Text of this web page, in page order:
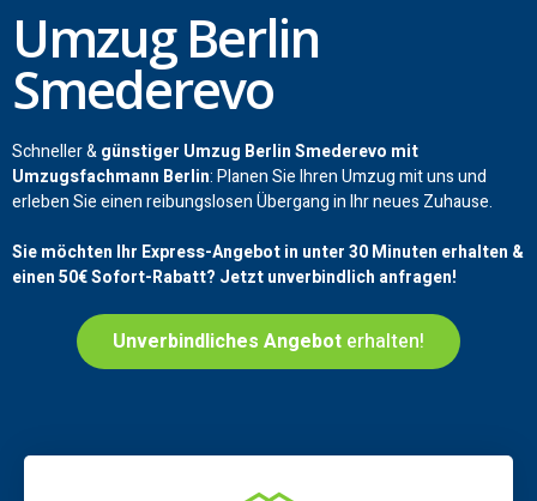
Umzug Berlin
Smederevo
Schneller &günstiger Umzug Berlin Smederevo mit
Umzugsfachmann Berlin: Planen Sie Ihren Umzug mit uns und
erleben Sie einen reibungslosen Übergang in Ihr neues Zuhause.
Sie möchten Ihr Express-Angebot in unter 30 Minuten erhalten &
einen50€Sofort-Rabatt? Jetzt unverbindlich anfragen!
Unverbindliches Angebot erhalten!